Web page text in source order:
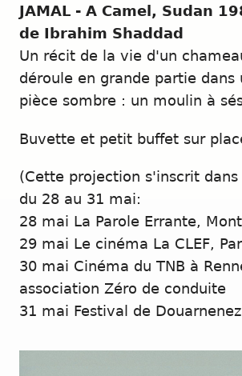
JAMAL - A Camel, Sudan
de Ibrahim Shaddad
Un récit de la vie d'un
déroule en grande partie dans
pièce sombre : un moulin à
Buvette et petit buffet sur
(Cette projection s'inscrit
du 28 au 31 mai:
28 mai La Parole Errante,
29 mai Le cinéma La CLEF,
30 mai Cinéma du TNB à
association Zéro de conduite
31 mai Festival de Douarnenez